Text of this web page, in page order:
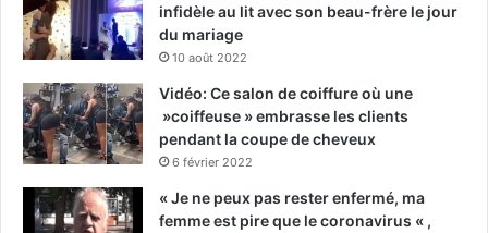
infidèle au lit avec son beau-frère le jour
du mariage
10 août 2022
Vidéo: Ce salon de coiffure où une
»coiffeuse » embrasse les clients
pendant la coupe de cheveux
6 février 2022
« Je ne peux pas rester enfermé, ma
femme est pire que le coronavirus « ,